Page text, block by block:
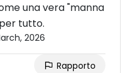
una vera "manna
tutto.
2026
Rapporto